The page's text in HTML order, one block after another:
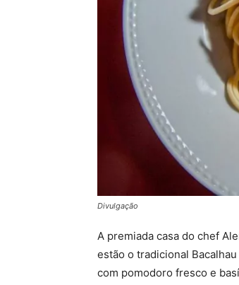
Divulgação
A premiada casa do chef
estão o tradicional
com pomodoro fresco e